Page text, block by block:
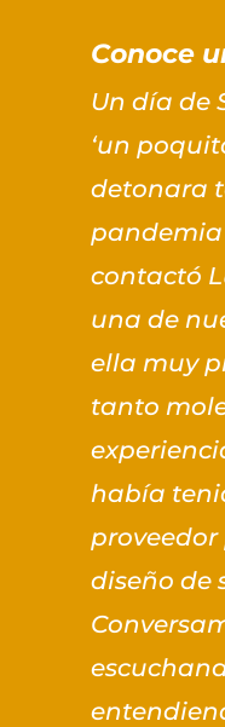
Conoce
Un día de
‘un
detonara
pandemia
contactó
una de
ella muy
tanto
había
proveedor
diseño de